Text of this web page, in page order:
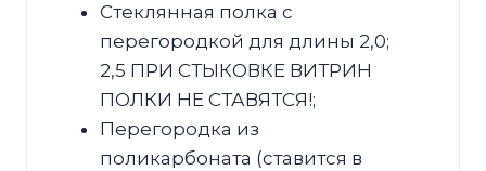
Стеклянная полка с
перегородкой для длины 2,0;
2,5 ПРИ СТЫКОВКЕ ВИТРИН
ПОЛКИ НЕ СТАВЯТСЯ!;
Перегородка из
поликарбоната (ставится в